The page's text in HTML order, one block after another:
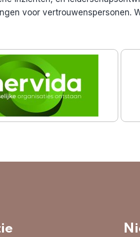
voor vertrouwenspersonen.